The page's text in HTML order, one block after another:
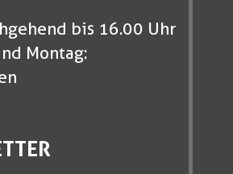
bis 16.00 Uhr
Montag: